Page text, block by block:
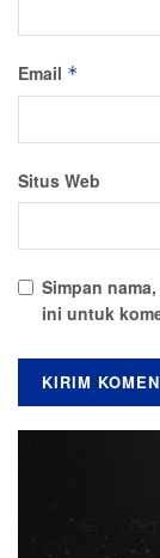
Email *
Situs Web
Simpan
ini untuk